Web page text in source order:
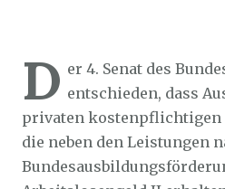
D er 4. Senat des
entschieden, dass
privaten kostenpflichtigen
die neben den Leistungen